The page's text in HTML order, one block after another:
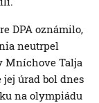
DPA oznámilo,
neutrpel
Mníchove Talja
úrad bol dnes
na olympiádu